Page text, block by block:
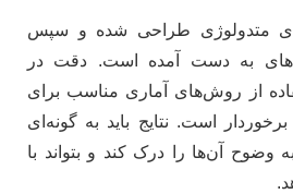
متدولوژی طراحی شده و سپس
به دست آمده است. دقت در
از روش‌های آماری مناسب برای
است. نتایج باید به گونه‌ای
وضوح آن‌ها را درک کند و بتواند با